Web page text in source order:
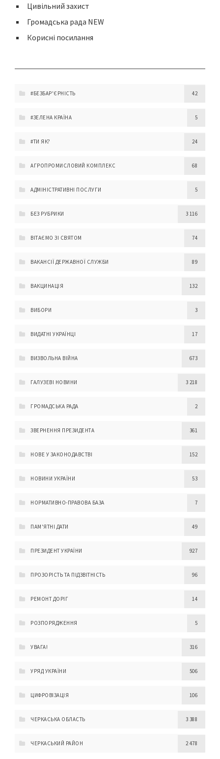
Цивільний захист
Громадська рада NEW
Корисні посилання
#БЕЗБАР'ЄРНІСТЬ 42
#ЗЕЛЕНА КРАЇНА 5
#ТИ ЯК? 24
АГРОПРОМИСЛОВИЙ КОМПЛЕКС 68
АДМІНІСТРАТИВНІ ПОСЛУГИ 5
БЕЗ РУБРИКИ 3 116
ВІТАЄМО ЗІ СВЯТОМ 74
ВАКАНСІЇ ДЕРЖАВНОЇ СЛУЖБИ 89
ВАКЦИНАЦІЯ 132
ВИБОРИ 3
ВИДАТНІ УКРАЇНЦІ 17
ВИЗВОЛЬНА ВІЙНА 673
ГАЛУЗЕВІ НОВИНИ 3 218
ГРОМАДСЬКА РАДА 2
ЗВЕРНЕННЯ ПРЕЗИДЕНТА 361
НОВЕ У ЗАКОНОДАВСТВІ 152
НОВИНИ УКРАЇНИ 53
НОРМАТИВНО-ПРАВОВА БАЗА 7
ПАМ'ЯТНІ ДАТИ 49
ПРЕЗИДЕНТ УКРАЇНИ 927
ПРОЗОРІСТЬ ТА ПІДЗВІТНІСТЬ 96
РЕМОНТ ДОРІГ 14
РОЗПОРЯДЖЕННЯ 5
УВАГА! 316
УРЯД УКРАЇНИ 506
ЦИФРОВІЗАЦІЯ 106
ЧЕРКАСЬКА ОБЛАСТЬ 3 388
ЧЕРКАСЬКИЙ РАЙОН 2 478